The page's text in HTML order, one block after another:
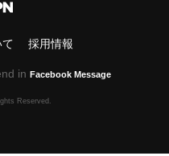
採用情報
in Facebook Message
Reserved.